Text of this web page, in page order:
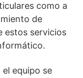
como a
de
estos servicios
equipo se